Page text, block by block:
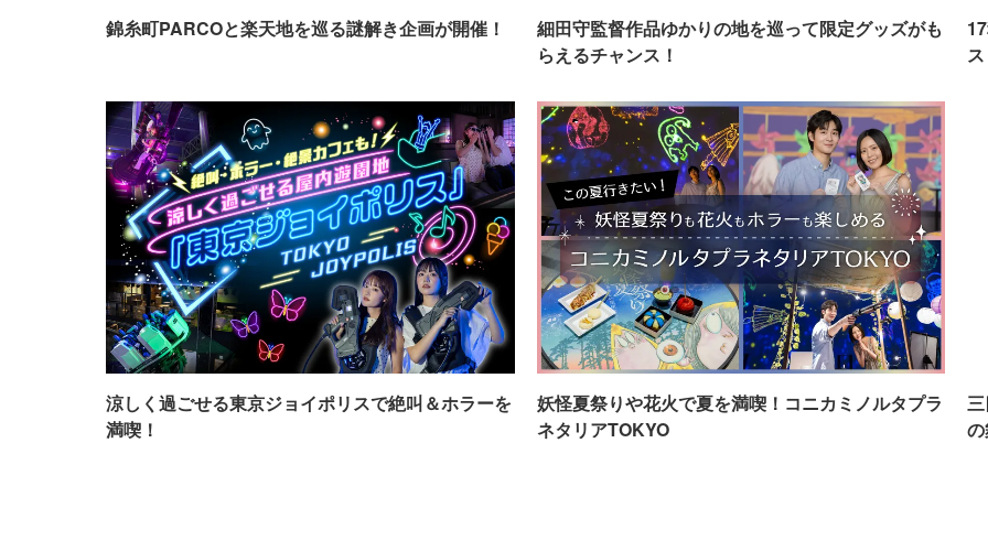
錦糸町PARCOと楽天地を巡る謎解き企画が開催！
細田守監督作品ゆかりの地を巡って限定グッズがも
らえるチャンス！
涼しく過ごせる東京ジョイポリスで絶叫＆ホラーを
満喫！
妖怪夏祭りや花火で夏を満喫！コニカミノルタプラ
ネタリアTOKYO